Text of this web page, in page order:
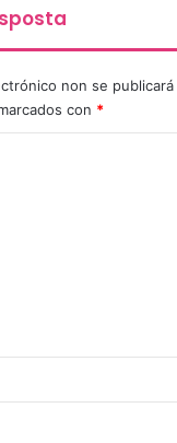
non se publicará
con *